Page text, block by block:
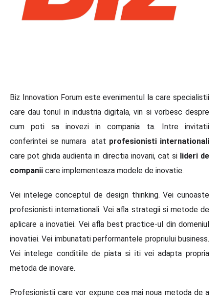
Biz Innovation Forum este evenimentul la care specialistii
care dau tonul in industria digitala, vin si vorbesc despre
cum poti sa inovezi in compania ta. Intre invitatii
conferintei se numara atat profesionisti internationali
care pot ghida audienta in directia inovarii, cat si lideri de
companii care implementeaza modele de inovatie.
Vei intelege conceptul de design thinking. Vei cunoaste
profesionisti internationali. Vei afla strategii si metode de
aplicare a inovatiei. Vei afla best practice-ul din domeniul
inovatiei. Vei imbunatati performantele propriului business.
Vei intelege conditiile de piata si iti vei adapta propria
metoda de inovare.
Profesionistii care vor expune cea mai noua metoda de a